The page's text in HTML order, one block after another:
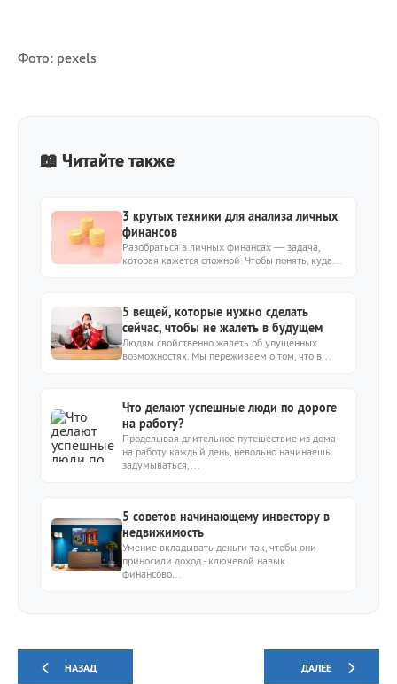
Фото: pexels
📖 Читайте также
3 крутых техники для анализа личных
финансов
Разобраться в личных финансах — задача,
которая кажется сложной. Чтобы понять, куда...
5 вещей, которые нужно сделать
сейчас, чтобы не жалеть в будущем
Людям свойственно жалеть об упущенных
возможностях. Мы переживаем о том, что в...
Что делают успешные люди по дороге
на работу?
Проделывая длительное путешествие из дома
на работу каждый день, невольно начинаешь
задумываться,...
5 советов начинающему инвестору в
недвижимость
Умение вкладывать деньги так, чтобы они
приносили доход - ключевой навык
финансово...
НАЗАД ДАЛЕЕ